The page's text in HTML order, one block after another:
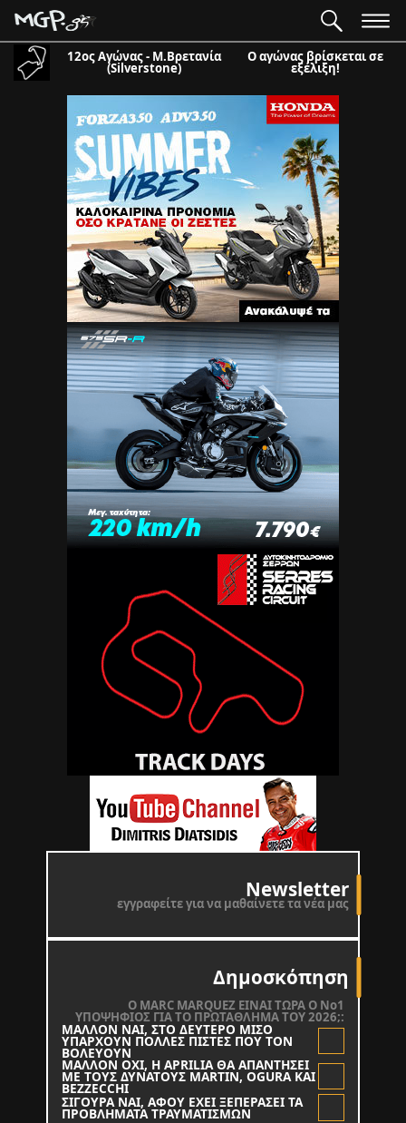
12ος Αγώνας - Μ.Βρετανία
(Silverstone)
Ο αγώνας βρίσκεται σε
εξέλιξη!
Newsletter
εγγραφείτε για να μαθαίνετε τα νέα μας
Δημοσκόπηση
O MARC MARQUEZ ΕΙΝΑΙ ΤΩΡΑ Ο Νο1
ΥΠΟΨΗΦΙΟΣ ΓΙΑ ΤΟ ΠΡΩΤΑΘΛΗΜΑ ΤΟΥ 2026;:
ΜΑΛΛΟΝ ΝΑΙ, ΣΤΟ ΔΕΥΤΕΡΟ ΜΙΣΟ
ΥΠΑΡΧΟΥΝ ΠΟΛΛΕΣ ΠΙΣΤΕΣ ΠΟΥ ΤΟΝ
ΒΟΛΕΥΟΥΝ
ΜΑΛΛΟΝ ΟΧΙ, Η APRILIA ΘΑ ΑΠΑΝΤΗΣΕΙ
ΜΕ ΤΟΥΣ ΔΥΝΑΤΟΥΣ MARTIN, OGURA KAI
BEZZECCHI
ΣΙΓΟΥΡΑ ΝΑΙ, ΑΦΟΥ ΕΧΕΙ ΞΕΠΕΡΑΣΕΙ ΤΑ
ΠΡΟΒΛΗΜΑΤΑ ΤΡΑΥΜΑΤΙΣΜΩΝ